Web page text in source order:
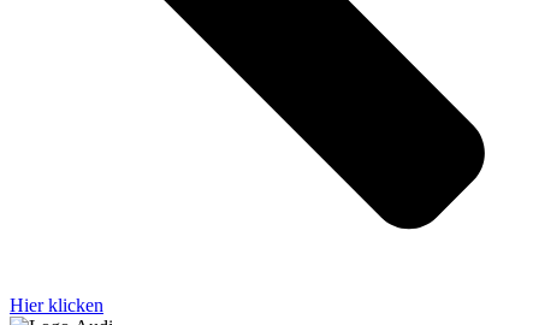
Hier klicken